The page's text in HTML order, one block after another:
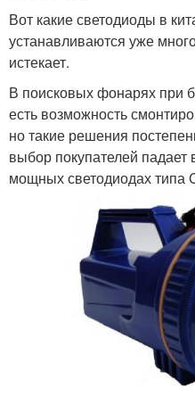
Вот какие светодиоды в
устанавливаются уже
истекает.
В поисковых фонарях при
есть возможность
но такие решения
выбор покупателей
мощных светодиодах типа